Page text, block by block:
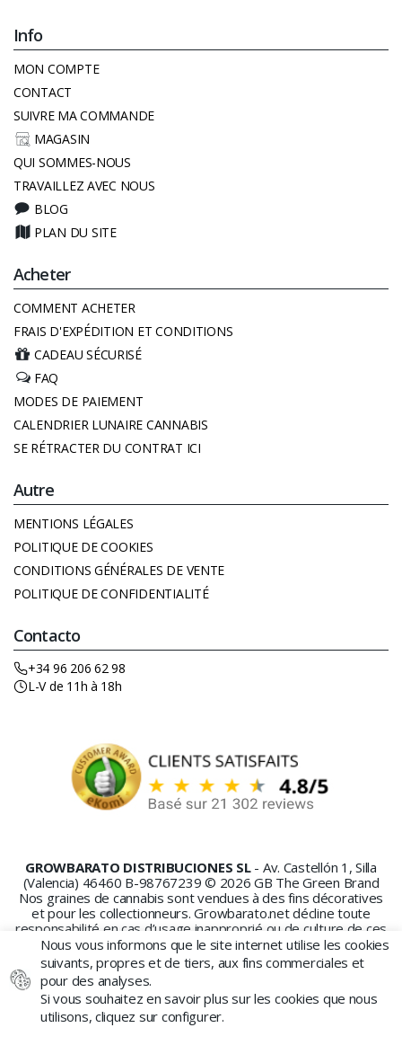
Info
MON COMPTE
CONTACT
SUIVRE MA COMMANDE
MAGASIN
QUI SOMMES-NOUS
TRAVAILLEZ AVEC NOUS
BLOG
PLAN DU SITE
Acheter
COMMENT ACHETER
FRAIS D'EXPÉDITION ET CONDITIONS
CADEAU SÉCURISÉ
FAQ
MODES DE PAIEMENT
CALENDRIER LUNAIRE CANNABIS
SE RÉTRACTER DU CONTRAT ICI
Autre
MENTIONS LÉGALES
POLITIQUE DE COOKIES
CONDITIONS GÉNÉRALES DE VENTE
POLITIQUE DE CONFIDENTIALITÉ
Contacto
+34 96 206 62 98
L-V de 11h à 18h
GROWBARATO DISTRIBUCIONES SL - Av. Castellón 1, Silla
(Valencia) 46460 B-98767239 © 2026 GB The Green Brand
Nos graines de cannabis sont vendues à des fins décoratives
et pour les collectionneurs. Growbarato.net décline toute
responsabilité en cas d’usage inapproprié ou de culture de ces
graines.
Nous vous informons que le site internet utilise les cookies
suivants, propres et de tiers, aux fins commerciales et
pour des analyses.
Si vous souhaitez en savoir plus sur les cookies que nous
utilisons, cliquez sur configurer.